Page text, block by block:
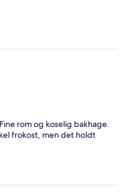
rom og koselig bakhage.
frokost, men det holdt